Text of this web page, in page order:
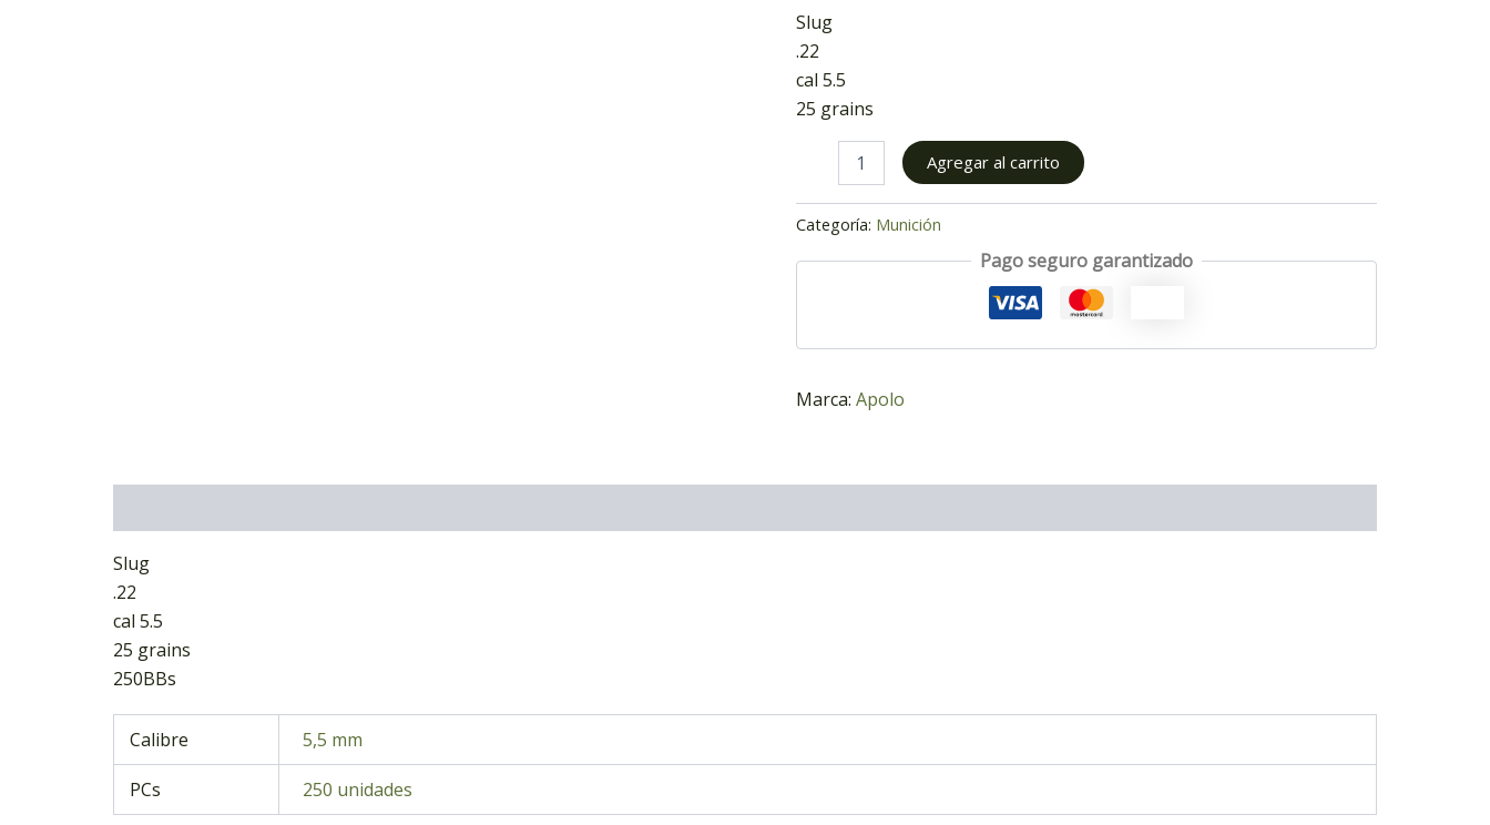
Slug
.22
cal 5.5
25 grains
Agregar al carrito
Categoría: Munición
Pago seguro garantizado
Marca: Apolo
Slug
.22
cal 5.5
25 grains
250BBs
Calibre 5,5 mm
PCs 250 unidades